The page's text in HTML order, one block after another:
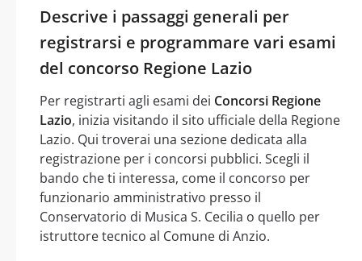
Descrive i passaggi generali per
registrarsi e programmare vari esami
del concorso Regione Lazio
Per registrarti agli esami dei Concorsi Regione
Lazio, inizia visitando il sito ufficiale della Regione
Lazio. Qui troverai una sezione dedicata alla
registrazione per i concorsi pubblici. Scegli il
bando che ti interessa, come il concorso per
funzionario amministrativo presso il
Conservatorio di Musica S. Cecilia o quello per
istruttore tecnico al Comune di Anzio.